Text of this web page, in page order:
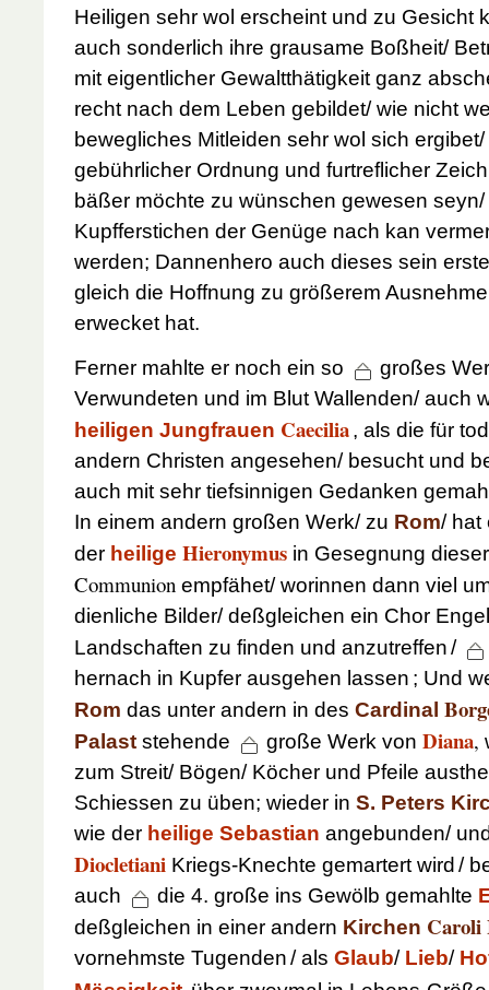
Heiligen sehr wol erscheint und zu Gesicht
auch sonderlich ihre grausame Boßheit/
mit eigentlicher Gewaltthätigkeit ganz
recht nach dem Leben gebildet/ wie nicht
bewegliches Mitleiden sehr wol sich
gebührlicher Ordnung und furtreflicher
bäßer möchte zu wünschen gewesen
Kupfferstichen der Genüge nach kan
werden; Dannenhero auch dieses sein
gleich die Hoffnung zu größerem
erwecket hat.
Ferner mahlte er noch ein so
großes
Verwundeten und im Blut Wallenden/ auch
heiligen Jungfrauen Caecilia, als die für
andern Christen angesehen/ besucht und
auch mit sehr tiefsinnigen Gedanken
In einem andern großen Werk/ zu Rom/ hat
der heilige Hieronymus in Gesegnung
Communion empfähet/ worinnen dann viel
dienliche Bilder/ deßgleichen ein Chor
Landschaften zu finden und anzutreffen/
hernach in Kupfer ausgehen lassen ; Und
Rom das unter andern in des Cardinal
Palast stehende große Werk von Diana,
zum Streit/ Bögen/ Köcher und Pfeile
Schiessen zu üben; wieder in S. Peters
wie der heilige Sebastian angebunden/
Diocletiani Kriegs-Knechte gemartert wird/
auch
die 4. große ins Gewölb gemahlte
deßgleichen in einer andern Kirchen Caroli
vornehmste Tugenden/ als Glaub/ Lieb/